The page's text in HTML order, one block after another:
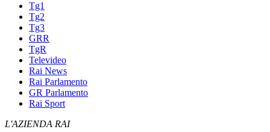
Tg1
Tg2
Tg3
GRR
TgR
Televideo
Rai News
Rai Parlamento
GR Parlamento
Rai Sport
L'AZIENDA RAI